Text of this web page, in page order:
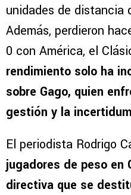
unidades de distancia
Además, perdieron
0 con América, el
rendimiento solo ha
sobre Gago, quien
gestión y la
El periodista Rodrigo
jugadores de peso en
directiva que se